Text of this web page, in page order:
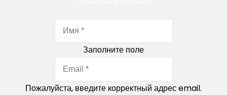
Заполните поле
Пожалуйста, введите корректный адрес email.